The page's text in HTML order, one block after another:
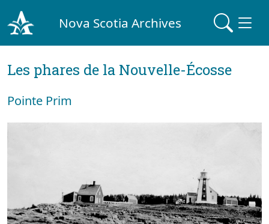
Nova Scotia Archives
Les phares de la Nouvelle-Écosse
Pointe Prim